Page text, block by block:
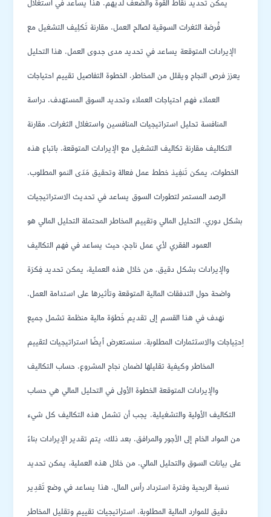
يمكن تحديد نقاط القوة والضعف لديهم. هذا يساعد في استغلال
فُرصَة الثغرات السوقية لصالح العمل. مقارنة تَكلِيف التشغيل مع
الإيرادات المتوقعة يساعد في تحديد مدى جدوى العمل. هذا التحليل
يعزز فرص النجاح ويقلل من المخاطر. الخطوة التفاصيل تقييم احتياجات
العملاء فهم احتياجات العملاء وتحديد السوق المستهدف. دراسة
المنافسة تحليل استراتيجيات المنافسين واستغلال الثغرات. مقارنة
التكاليف مقارنة تكاليف التشغيل مع الإيرادات المتوقعة. باتباع هذه
الخطوات، يمكن تَنفِيذ خطط عمل فعالة وتحقيق مَدَى النمو المطلوب.
الرصد المستمر لتطورات السوق يساعد في تحديث الاستراتيجيات
بشكل دوري. التحليل المالي وتقييم المخاطر المحتملة التحليل المالي هو
العمود الفقري لأي عمل ناجح، حيث يساعد في فهم التكاليف
والإيرادات بشكل دقيق. من خلال هذه العملية، يمكن تحديد فِكرَة
واضحة حول التدفقات المالية المتوقعة وتأثيرها على استدامة العمل.
نهدف في هذا القسم إلى تقديم خَطوَة مالية منظمة تشمل جميع
اِحتِياجات والاستثمارات المطلوبة. سنستعرض أيضًا استراتيجيات لتقييم
المخاطر وكيفية تقليلها لضمان نجاح المشروع. حساب التكاليف
والإيرادات المتوقعة الخطوة الأولى في التحليل المالي هي حساب
التكاليف الأولية والتشغيلية. يجب أن تشمل هذه التكاليف كل شيء
من المواد الخام إلى الأجور والمرافق. بعد ذلك، يتم تقدير الإيرادات بناءً
على بيانات السوق والتحليل المالي. من خلال هذه العملية، يمكن تحديد
نسبة الربحية وفترة استرداد رأس المال. هذا يساعد في وضع تَقدِير
دقيق للموارد المالية المطلوبة. استراتيجيات تقييم وتقليل المخاطر